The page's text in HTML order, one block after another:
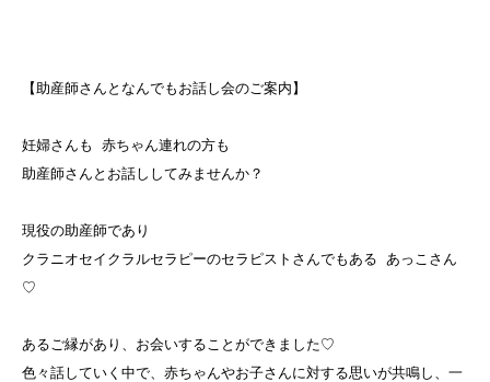
【助産師さんとなんでもお話し会のご案内】
妊婦さんも 赤ちゃん連れの方も
助産師さんとお話ししてみませんか？
現役の助産師であり
クラニオセイクラルセラピーのセラピストさんでもある あっこさん
♡
あるご縁があり、お会いすることができました♡
色々話していく中で、赤ちゃんやお子さんに対する思いが共鳴し、一